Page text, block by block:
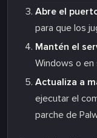
Abre el
para que los
Mantén el
Windows o en
Actualiza a
ejecutar el
parche de